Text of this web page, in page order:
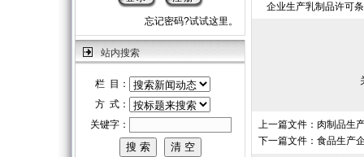
忘记密码?试试这里。
站内搜索
栏 目：
方 式：
关键字：
企业生产乳制品许可
上一篇文件： 肉制品生
下一篇文件： 食品生产